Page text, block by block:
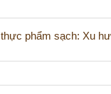
phẩm sạch: Xu